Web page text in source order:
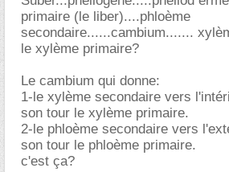
primaire (le liber)....phloème
secondaire......cambium.......
le xylème primaire?
Le cambium qui donne:
1-le xylème secondaire vers
son tour le xylème primaire.
2-le phloème secondaire vers
son tour le phloème primaire.
c'est ça?